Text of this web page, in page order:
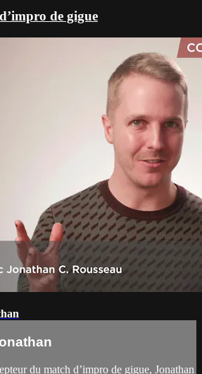
de gigue
du match d’impro de gigue, Jonathan